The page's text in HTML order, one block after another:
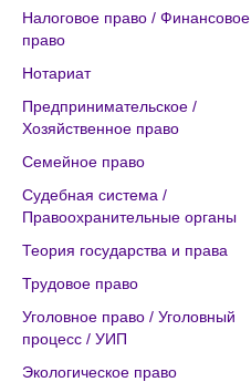
Налоговое право / Финансовое
право
Нотариат
Предпринимательское /
Хозяйственное право
Семейное право
Судебная система /
Правоохранительные органы
Теория государства и права
Трудовое право
Уголовное право / Уголовный
процесс / УИП
Экологическое право